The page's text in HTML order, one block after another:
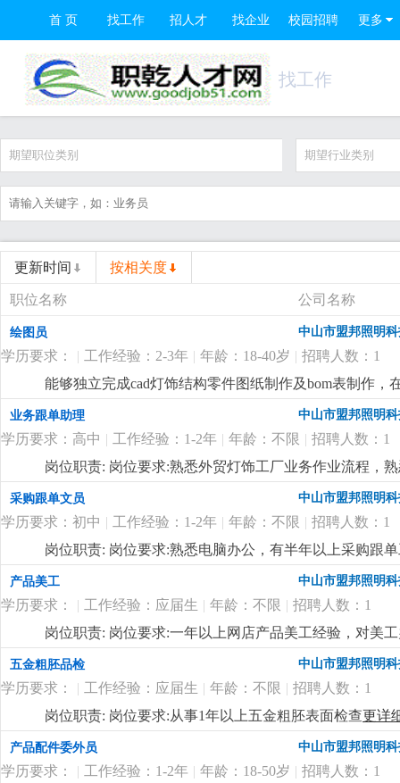
首 页 找工作 招人才 找企业 校园招聘 更多
找工作
期望职位类别 期望行业类别
更新时间 按相关度
职位名称 公司名称
绘图员 中山市盟邦照明
学历要求： | 工作经验：2-3年 | 年龄：18-40岁 | 招聘人数：1
能够独立完成cad灯饰结构零件图纸制作及bom表制作
准。更详细...
业务跟单助理 中山市盟邦照明
学历要求：高中 | 工作经验：1-2年 | 年龄：不限 | 招聘人数：1
岗位职责: 岗位要求:熟悉外贸灯饰工厂业务作业流程，
采购跟单文员 中山市盟邦照明
学历要求：初中 | 工作经验：1-2年 | 年龄：不限 | 招聘人数：1
岗位职责: 岗位要求:熟悉电脑办公，有半年以上采购跟
产品美工 中山市盟邦照明
学历要求： | 工作经验：应届生 | 年龄：不限 | 招聘人数：1
岗位职责: 岗位要求:一年以上网店产品美工经验，对美
五金粗胚品检 中山市盟邦照明
学历要求： | 工作经验：应届生 | 年龄：不限 | 招聘人数：1
岗位职责: 岗位要求:从事1年以上五金粗胚表面检查更详
产品配件委外员 中山市盟邦照明
学历要求： | 工作经验：1-2年 | 年龄：18-50岁 | 招聘人数：1